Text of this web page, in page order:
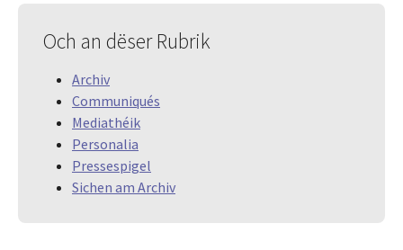
Och an dëser Rubrik
Archiv
Communiqués
Mediathéik
Personalia
Pressespigel
Sichen am Archiv